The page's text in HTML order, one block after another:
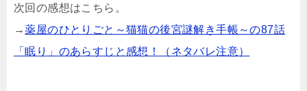
次回の感想はこちら。
→薬屋のひとりごと～猫猫の後宮謎解き手帳～の87話
「眠り」のあらすじと感想！（ネタバレ注意）